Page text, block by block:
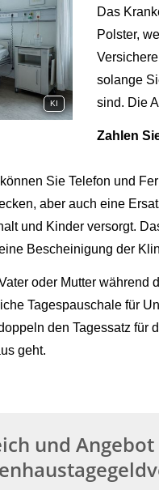
KI
Das
Polster,
solange
sind. Die
Zahlen
Sie Telefon und
aber auch eine
und Kinder versorgt.
Bescheinigung der
oder Mutter
Tagespauschale für
den Tagessatz für
geht.
und Angebot